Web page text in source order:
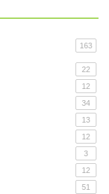
163
22
12
34
13
12
3
12
51